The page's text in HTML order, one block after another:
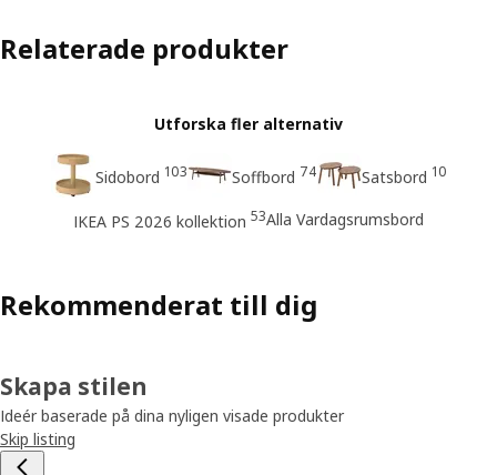
Relaterade produkter
Utforska fler alternativ
Sidobord 103 Soffbord 74 Satsbord 10
IKEA PS 2026 kollektion 53Alla Vardagsrumsbord
Rekommenderat till dig
Skapa stilen
Ideér baserade på dina nyligen visade produkter
Skip listing